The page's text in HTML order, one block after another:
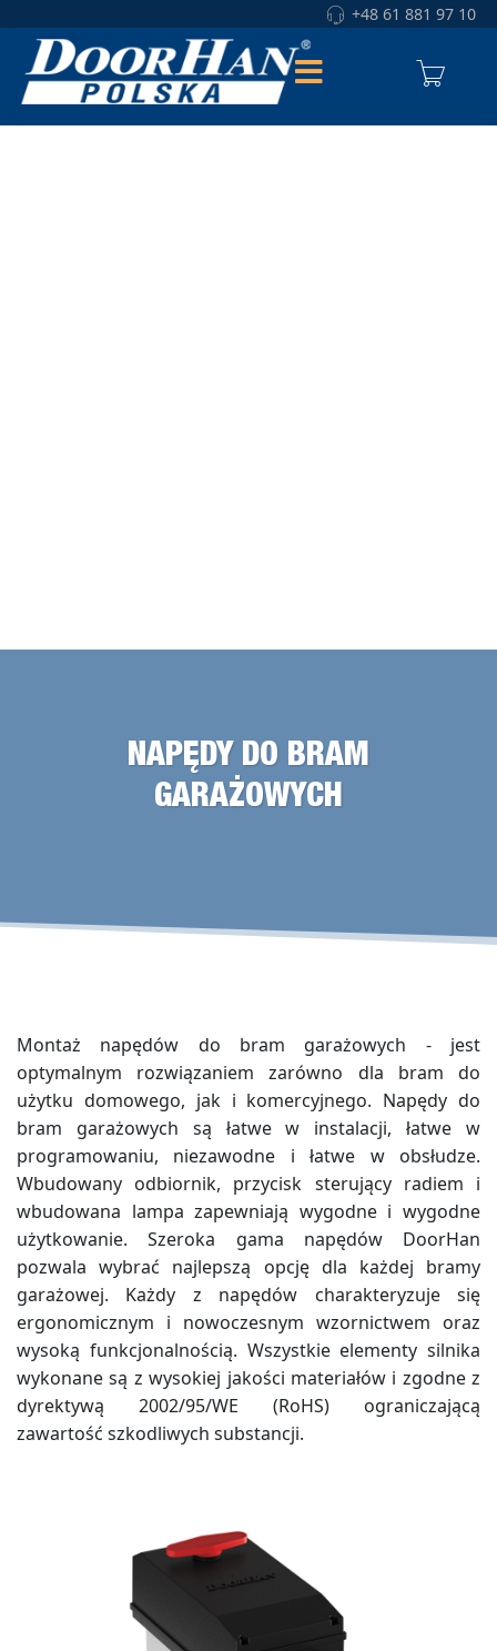
+48 61 881 97 10
NAPĘDY DO BRAM
GARAŻOWYCH
Montaż napędów do bram garażowych - jest
optymalnym rozwiązaniem zarówno dla bram do
użytku domowego, jak i komercyjnego. Napędy do
bram garażowych są łatwe w instalacji, łatwe w
programowaniu, niezawodne i łatwe w obsłudze.
Wbudowany odbiornik, przycisk sterujący radiem i
wbudowana lampa zapewniają wygodne i wygodne
użytkowanie. Szeroka gama napędów DoorHan
pozwala wybrać najlepszą opcję dla każdej bramy
garażowej. Każdy z napędów charakteryzuje się
ergonomicznym i nowoczesnym wzornictwem oraz
wysoką funkcjonalnością. Wszystkie elementy silnika
wykonane są z wysokiej jakości materiałów i zgodne z
dyrektywą 2002/95/WE (RoHS) ograniczającą
zawartość szkodliwych substancji.